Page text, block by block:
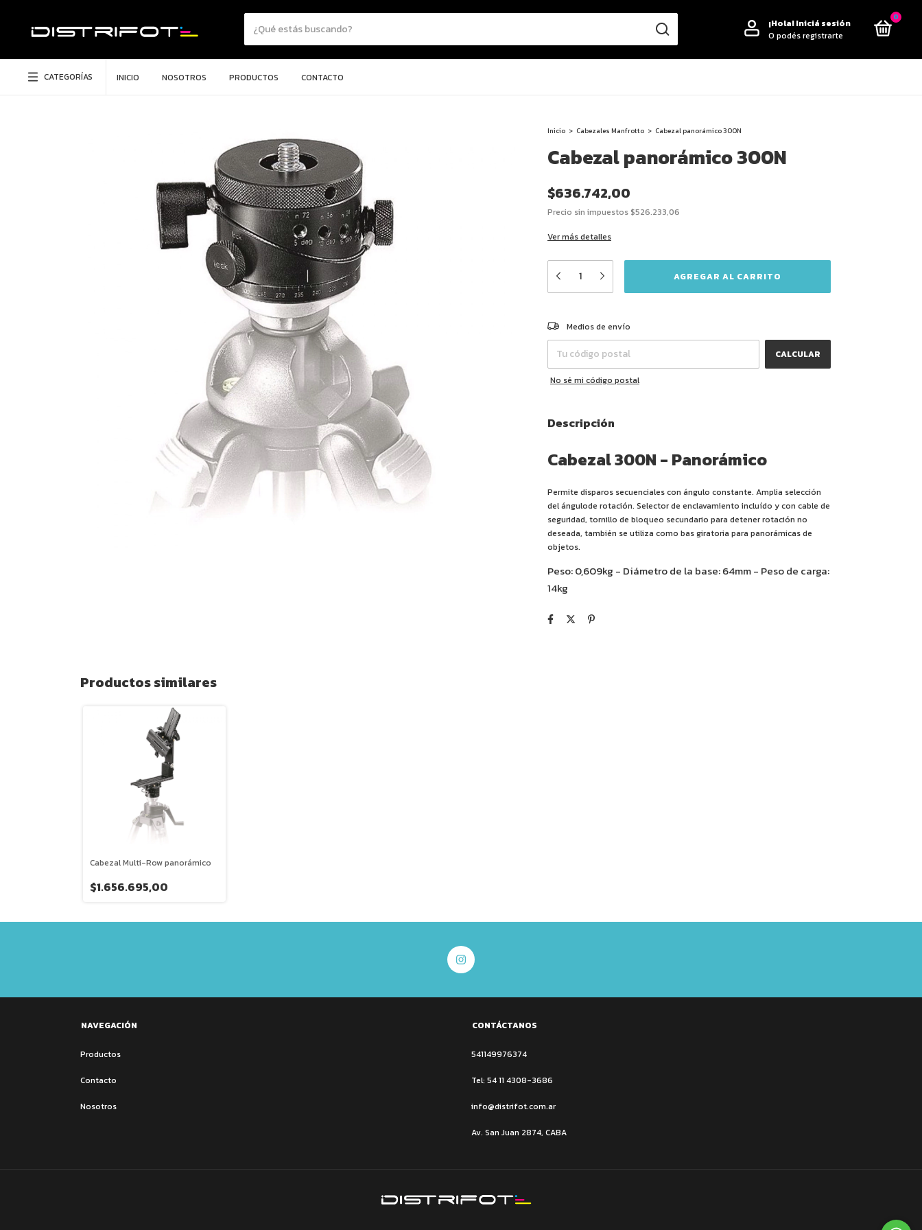
¡Hola!Iniciá sesión
O podés registrarte
0
CATEGORÍAS INICIO NOSOTROS PRODUCTOS CONTACTO
Inicio > Cabezales Manfrotto > Cabezal panorámico 300N
Cabezal panorámico 300N
$636.742,00
Precio sin impuestos$526.233,06
Ver más detalles
Entregas para el CP:
Medios de envío
CALCULAR
No sé mi código postal
Descripción
Cabezal 300N - Panorámico
Permite disparos secuenciales con ángulo constante. Amplia selección
del ángulode rotación. Selector de enclavamiento incluído y con cable de
seguridad, tornillo de bloqueo secundario para detener rotación no
deseada, también se utiliza como bas giratoria para panorámicas de
objetos.
Peso: 0,609kg - Diámetro de la base: 64mm - Peso de carga:
14kg
Productos similares
Cabezal Multi-Row panorámico
$1.656.695,00
NAVEGACIÓN
Productos
Contacto
Nosotros
CONTÁCTANOS
541149976374
Tel: 54 11 4308-3686
info@distrifot.com.ar
Av. San Juan 2874, CABA